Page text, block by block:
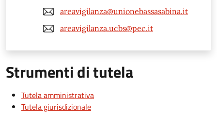
areavigilanza@unionebassasabina.it
areavigilanza.ucbs@pec.it
Strumenti di tutela
Tutela amministrativa
Tutela giurisdizionale